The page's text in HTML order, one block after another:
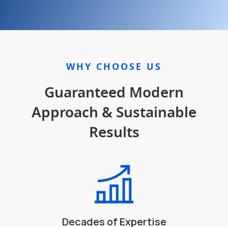
WHY CHOOSE US
Guaranteed Modern
Approach & Sustainable
Results
Decades of Expertise